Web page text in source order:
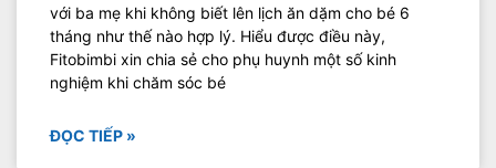
với ba mẹ khi không biết lên lịch ăn dặm cho bé 6
tháng như thế nào hợp lý. Hiểu được điều này,
Fitobimbi xin chia sẻ cho phụ huynh một số kinh
nghiệm khi chăm sóc bé
ĐỌC TIẾP »